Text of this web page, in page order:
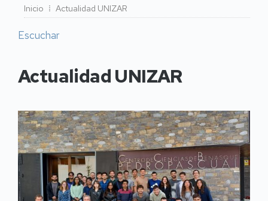
Ruta
de
navegación
Inicio Actualidad UNIZAR
Escuchar
Actualidad UNIZAR